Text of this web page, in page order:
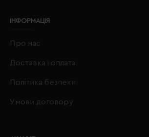
ІНФОРМАЦІЯ
Про нас
Доставка і оплата
Політика безпеки
Умови договору